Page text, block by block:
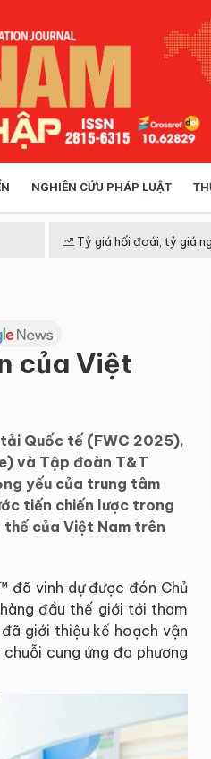
NGHIÊN CỨU PHÁP LUẬT
Tỷ giá hối đoái, tỷ giá
của Việt
Quốc tế (FWC 2025),
và Tập đoàn T&T
yếu của trung tâm
tiến chiến lược trong
của Việt Nam trên
đã vinh dự được đón Chủ
đầu thế giới tới tham
giới thiệu kế hoạch vận
cung ứng đa phương